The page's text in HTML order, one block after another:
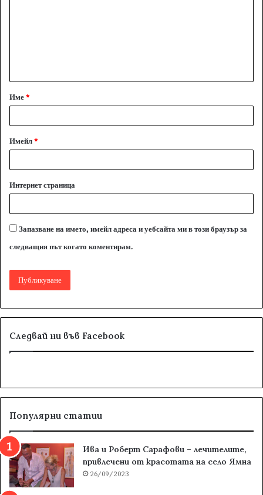
а
р
Име*
Имейл*
Интернет страница
Запазване на името, имейл адреса и уебсайта ми в този браузър за
следващия път когато коментирам.
Следвай ни във Facebook
Популярни статии
Ива и Роберт Сарафови – лечителите,
привлечени от красотата на село Ямна
26/09/2023